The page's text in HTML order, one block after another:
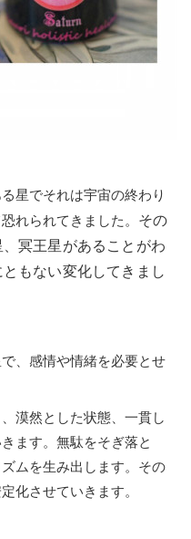
星でそれは宇宙の終わり
れられてきました。 その
冥王星があることがわ
もない変化してきまし
、感情や情緒を必要とせ
漠然とした状態、一貫し
ます。無駄をそぎ落と
ムを生み出します。その
化させていきます。